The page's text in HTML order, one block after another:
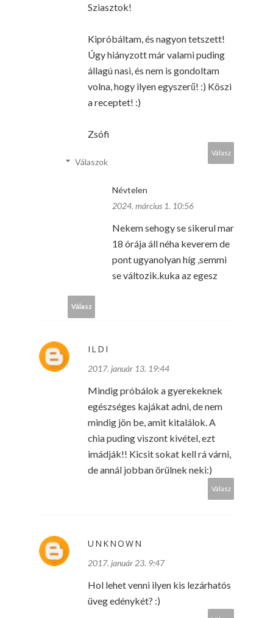
Sziasztok!
Kipróbáltam, és nagyon tetszett!
Úgy hiányzott már valami puding
állagú nasi, és nem is gondoltam
volna, hogy ilyen egyszerű! :) Köszi
a receptet! :)
Zsófi
Válasz
Válaszok
Névtelen
2024. március 1. 10:56
Nekem sehogy se sikerul mar
18 órája áll néha keverem de
pont ugyanolyan híg ,semmi
se változik.kuka az egesz
Válasz
ILDI
2017. január 13. 19:44
Mindig próbálok a gyerekeknek
egészséges kajákat adni, de nem
mindig jön be, amit kitalálok. A
chia puding viszont kivétel, ezt
imádják!! Kicsit sokat kell rá várni,
de annál jobban örülnek neki:)
Válasz
UNKNOWN
2017. január 23. 9:47
Hol lehet venni ilyen kis lezárhatós
üveg edénykét? :)